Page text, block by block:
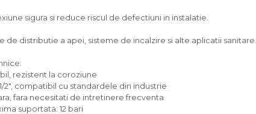
sigura si reduce riscul de defectiuni in instalatie.
de distributie a apei, sisteme de incalzire si alte aplicatii sanitare.
rezistent la coroziune
2", compatibil cu standardele din industrie
fara necesitati de intretinere frecventa
suportata: 12 bari